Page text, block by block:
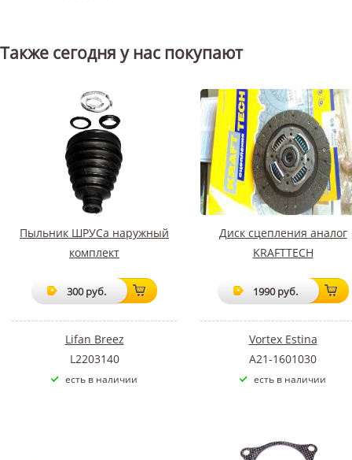
Также сегодня у нас покупают
Пыльник ШРУСа наружный
комплект
300 руб.
Lifan Breez
L2203140
есть в наличии
Диск сцепления аналог
KRAFTTECH
1990 руб.
Vortex Estina
A21-1601030
есть в наличии